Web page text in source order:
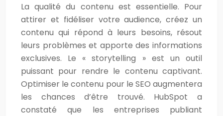
La qualité du contenu est essentielle. Pour
attirer et fidéliser votre audience, créez un
contenu qui répond à leurs besoins, résout
leurs problèmes et apporte des informations
exclusives. Le « storytelling » est un outil
puissant pour rendre le contenu captivant.
Optimiser le contenu pour le SEO augmentera
les chances d’être trouvé. HubSpot a
constaté que les entreprises publiant